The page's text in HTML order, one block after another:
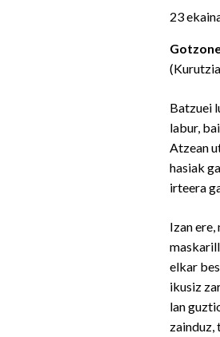
23
Batzuei
labur,
Atzean
hasiak
irteera
Izan
elkar
ikusiz
lan
zainduz,